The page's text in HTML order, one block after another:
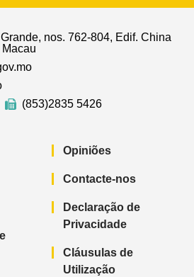
nos. 762-804, Edif. China
Macau
(853)2835 5426
Opiniões
Contacte-nos
Declaração de
Privacidade
Cláusulas de
Utilização